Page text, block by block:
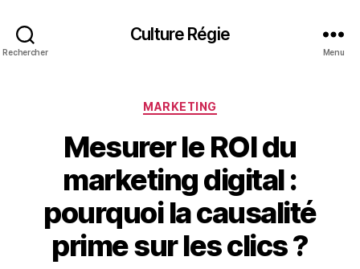
Rechercher
Culture Régie
Menu
Catégories
MARKETING
Mesurer le ROI du
marketing digital :
pourquoi la causalité
prime sur les clics ?